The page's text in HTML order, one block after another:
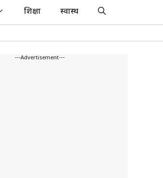
शिक्षा स्वास्थ
---Advertisement---